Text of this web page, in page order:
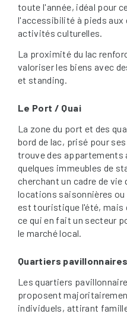
toute l'année, idéal pour
l'accessibilité à pieds
activités culturelles.
La proximité du lac
valoriser les biens avec
et standing.
Le Port / Quai
La zone du port et des
bord de lac, prisé pour
trouve des appartements
quelques immeubles de
cherchant un cadre de
locations saisonnières ou
est touristique l'été, mais
ce qui en fait un secteur
le marché local.
Quartiers
Les quartiers
proposent
individuels, attirant